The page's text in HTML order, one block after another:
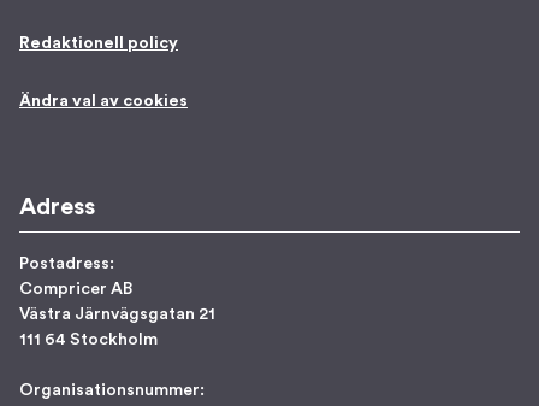
Redaktionell policy
Ändra val av cookies
Adress
Postadress:
Compricer AB
Västra Järnvägsgatan 21
111 64 Stockholm
Organisationsnummer: